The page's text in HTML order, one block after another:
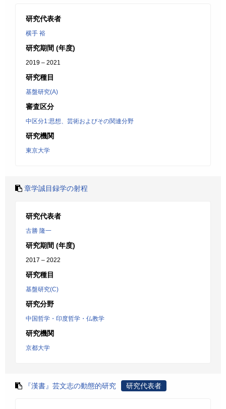
研究代表者
横手 裕
研究期間 (年度)
2019 – 2021
研究種目
基盤研究(A)
審査区分
中区分1:思想、芸術およびその関連分野
研究機関
東京大学
章学誠目録学の射程
研究代表者
古勝 隆一
研究期間 (年度)
2017 – 2022
研究種目
基盤研究(C)
研究分野
中国哲学・印度哲学・仏教学
研究機関
京都大学
『漢書』芸文志の動態的研究 研究代表者